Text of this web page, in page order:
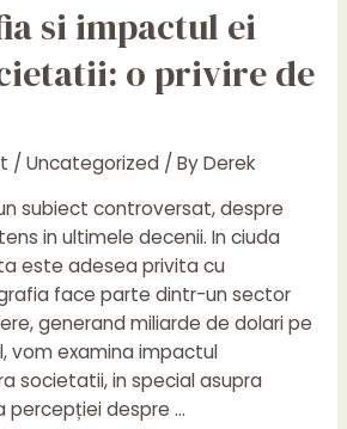
si impactul ei
o privire de
/ Uncategorized/ ByDerek
subiect controversat, despre
in ultimele decenii. In ciuda
este adesea privita cu
face parte dintr-un sector
generand miliarde de dolari pe
vom examina impactul
societatii, in special asupra
percepției despre …